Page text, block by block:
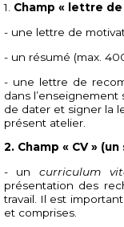
1. Champ « lettre
- une lettre de
- un résumé (max.
- une lettre de
dans
de dater et signer la
présent atelier.
2. Champ « CV »
- un curriculum
présentation des
travail. Il est
et comprises.